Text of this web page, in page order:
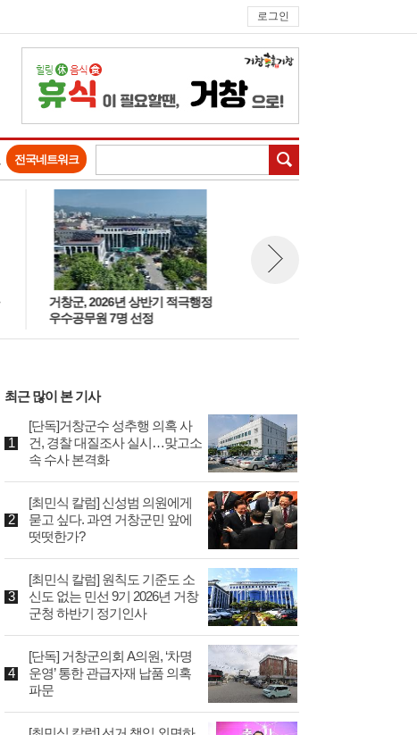
로그인
전국네트워크
거창군, 2026년 상반기 적극행정
우수공무원 7명 선정
최근 많이 본 기사
[단독]거창군수 성추행 의혹 사
건, 경찰 대질조사 실시…맞고소
속 수사 본격화
[최민식 칼럼] 신성범 의원에게
묻고 싶다. 과연 거창군민 앞에
떳떳한가?
[최민식 칼럼] 원칙도 기준도 소
신도 없는 민선 9기 2026년 거창
군청 하반기 정기인사
[단독] 거창군의회 A의원, ‘차명
운영’ 통한 관급자재 납품 의혹
파문